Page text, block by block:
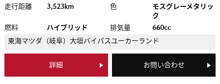
走行距離
3,523km 色
モスグレーメタリッ
ク
燃料
ハイブリッド 排気量
660cc
東海マツダ（岐阜） 大垣バイパスユーカーランド
詳細 お問い合わせ